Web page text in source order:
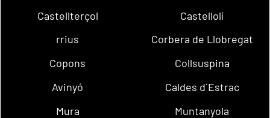
Castellterçol
Castellolí
rrius
Corbera de Llobregat
Copons
Collsuspina
Avinyó
Caldes d´Estrac
Mura
Muntanyola